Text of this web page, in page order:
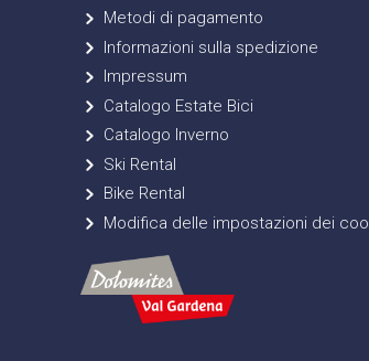
Metodi di pagamento
Informazioni sulla spedizione
Impressum
Catalogo Estate Bici
Catalogo Inverno
Ski Rental
Bike Rental
Modifica delle impostazioni dei